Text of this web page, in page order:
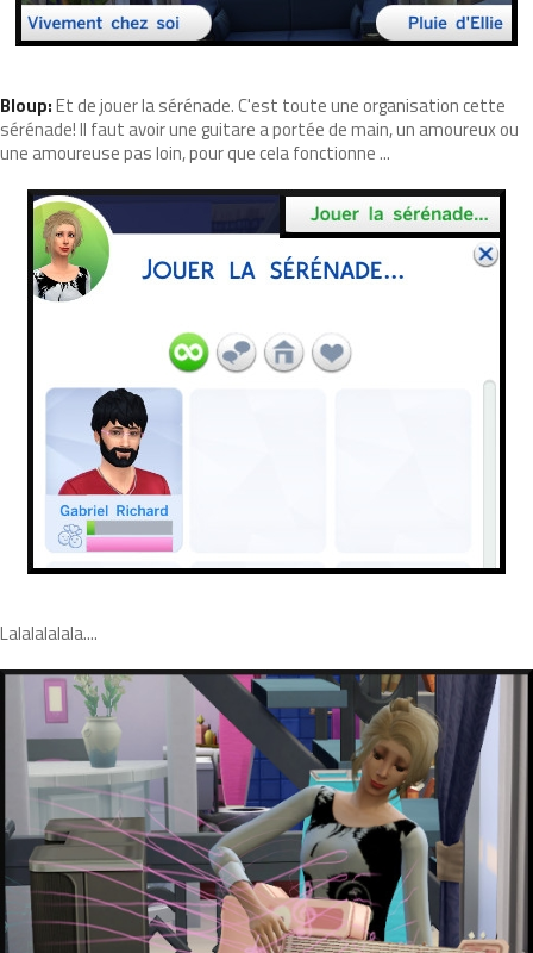
Bloup:Et de jouer la sérénade. C'est toute une organisation cette
sérénade! Il faut avoir une guitare a portée de main, un amoureux ou
une amoureuse pas loin, pour que cela fonctionne ...
Lalalalalala....